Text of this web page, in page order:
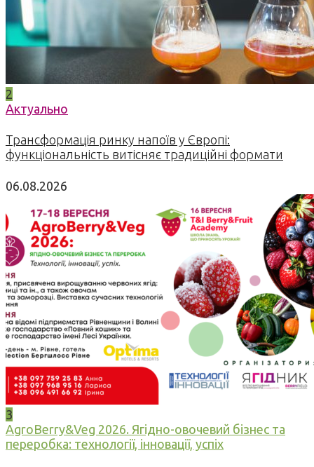
2
Актуально
Трансформація ринку напоїв у Європі:
функціональність витісняє традиційні формати
06.08.2026
3
AgroBerry&Veg 2026. Ягідно-овочевий бізнес та
переробка: технології, інновації, успіх